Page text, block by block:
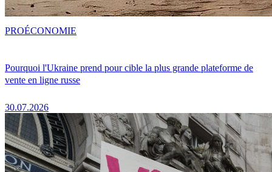
Pourquoi l'Ukraine prend pour cible la plus grande plateforme de
vente en ligne russe
30.07.2026
PROÉCONOMIE